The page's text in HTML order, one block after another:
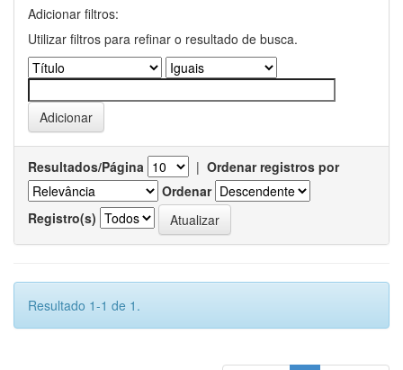
Adicionar filtros:
Utilizar filtros para refinar o resultado de busca.
Resultados/Página | Ordenar registros por
Ordenar
Registro(s)
Resultado 1-1 de 1.